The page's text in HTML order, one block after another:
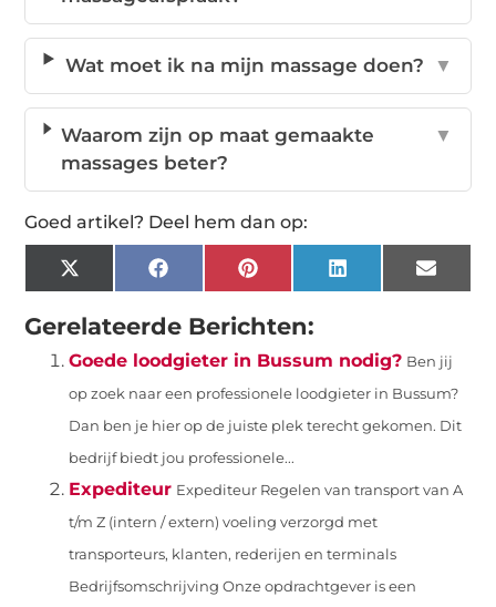
Wat moet ik na mijn massage doen? ▼
Waarom zijn op maat gemaakte
massages beter?
▼
Goed artikel? Deel hem dan op:
X
(Twitter)
FacebookPinterestLinkedInEmail
Gerelateerde Berichten:
Goede loodgieter in Bussum nodig? Ben jij
op zoek naar een professionele loodgieter in Bussum?
Dan ben je hier op de juiste plek terecht gekomen. Dit
bedrijf biedt jou professionele...
Expediteur Expediteur Regelen van transport van A
t/m Z (intern / extern) voeling verzorgd met
transporteurs, klanten, rederijen en terminals
Bedrijfsomschrijving Onze opdrachtgever is een